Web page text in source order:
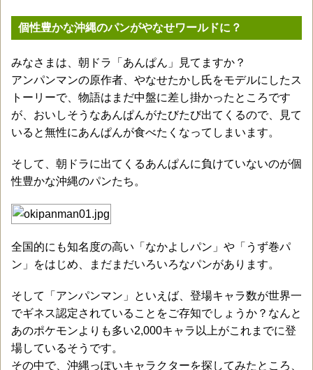
個性豊かな沖縄のパンがやなせワールドに？
みなさまは、朝ドラ「あんぱん」見てますか？
アンパンマンの原作者、やなせたかし氏をモデルにしたス
トーリーで、物語はまだ中盤に差し掛かったところです
が、おいしそうなあんぱんがたびたび出てくるので、見て
いると無性にあんぱんが食べたくなってしまいます。
そして、朝ドラに出てくるあんぱんに負けていないのが個
性豊かな沖縄のパンたち。
全国的にも知名度の高い「なかよしパン」や「うず巻パ
ン」をはじめ、まだまだいろいろなパンがあります。
そして「アンパンマン」といえば、登場キャラ数が世界一
でギネス認定されていることをご存知でしょうか？なんと
あのポケモンよりも多い2,000キャラ以上がこれまでに登
場しているそうです。
その中で、沖縄っぽいキャラクターを探してみたところ、